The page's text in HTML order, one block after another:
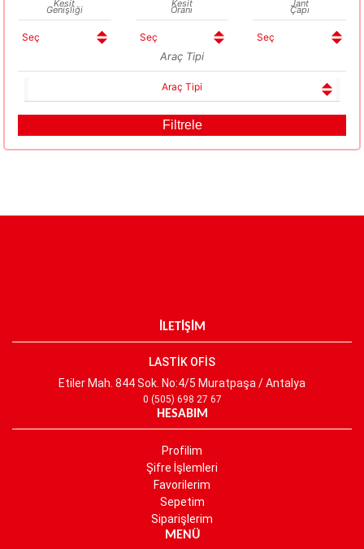
Kesit
Genişliği
Kesit
Oranı
Jant
Çapı
Araç Tipi
Araç Tipi
İLETİŞİM
LASTİK OFİS
Etiler Mah. 844 Sok. No:4/5 Muratpaşa / Antalya
0 (505) 698 27 67
HESABIM
Profilim
Şifre İşlemleri
Favorilerim
Sepetim
Siparişlerim
MENÜ